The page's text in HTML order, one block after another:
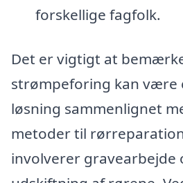
forskellige fagfolk.
Det er vigtigt at
strømpeforing kan være
løsning sammenlignet
metoder til
involverer